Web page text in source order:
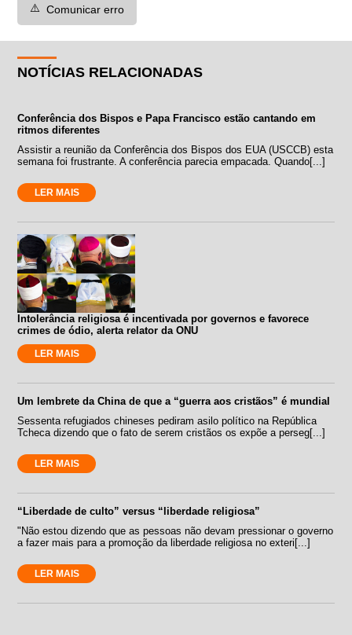
⚠️ Comunicar erro
NOTÍCIAS RELACIONADAS
Conferência dos Bispos e Papa Francisco estão cantando em
ritmos diferentes
Assistir a reunião da Conferência dos Bispos dos EUA (USCCB) esta
semana foi frustrante. A conferência parecia empacada. Quando[...]
LER MAIS
Intolerância religiosa é incentivada por governos e favorece
crimes de ódio, alerta relator da ONU
LER MAIS
Um lembrete da China de que a “guerra aos cristãos” é mundial
Sessenta refugiados chineses pediram asilo político na República
Tcheca dizendo que o fato de serem cristãos os expõe a perseg[...]
LER MAIS
“Liberdade de culto” versus “liberdade religiosa”
"Não estou dizendo que as pessoas não devam pressionar o governo
a fazer mais para a promoção da liberdade religiosa no exteri[...]
LER MAIS